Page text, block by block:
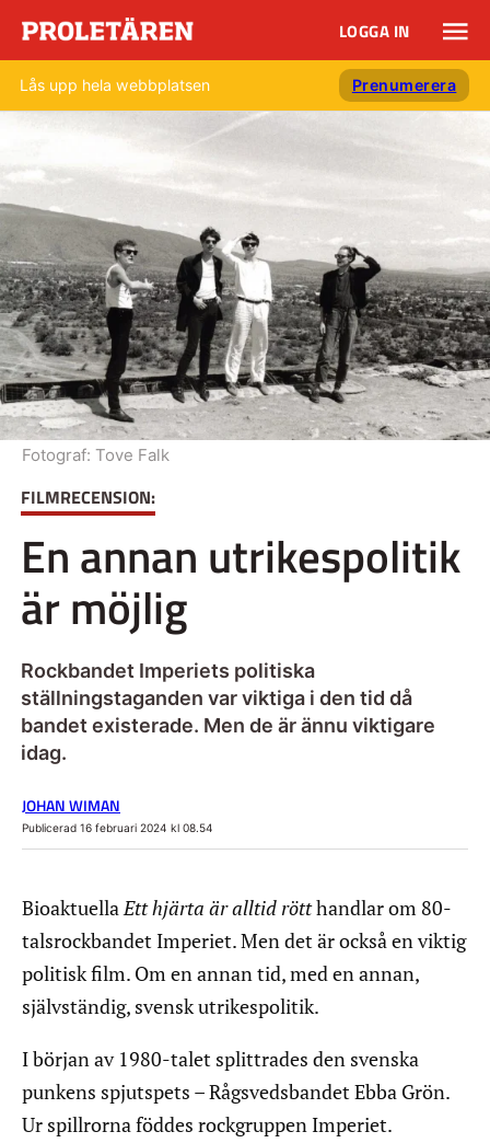
LOGGA IN
Lås upp hela webbplatsen Prenumerera
FILMRECENSION:
En annan utrikespolitik
är möjlig
Rockbandet Imperiets politiska
ställningstaganden var viktiga i den tid då
bandet existerade. Men de är ännu viktigare
idag.
Fotograf: Tove Falk
JOHAN WIMAN
Publicerad 16 februari 2024 kl 08.54
BioaktuellaEtt hjärta är alltid rötthandlar om 80-
talsrockbandet Imperiet. Men det är också en viktig
politisk film. Om en annan tid, med en annan,
självständig, svensk utrikespolitik.
I början av 1980-talet splittrades den svenska
punkens spjutspets – Rågsvedsbandet Ebba Grön.
Ur spillrorna föddes rockgruppen Imperiet.